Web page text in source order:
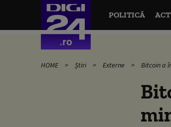
POLITICĂ
HOME Știri Externe Bitcoin a